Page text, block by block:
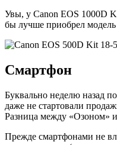
Увы, у Canon EOS 1000D
бы лучше приобрел модель
Смартфон
Буквально неделю назад
даже не стартовали
Разница между «Озоном»
Прежде смартфонами не